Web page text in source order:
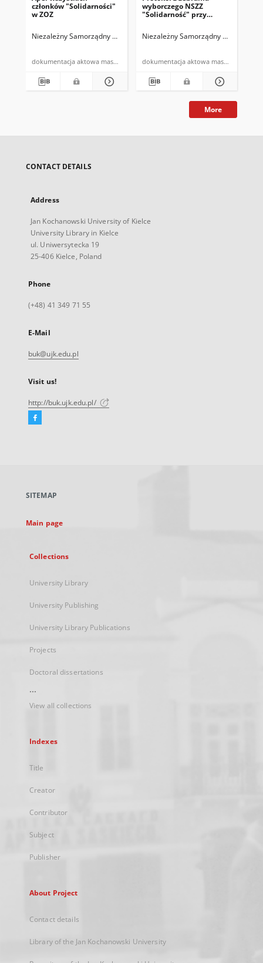
członków "Solidarności"
w ZOZ
Niezależny Samorządny Związek Zawodowy "Solidarność" w Oddziale
dokumentacja aktowa maszynopis
wyborczego NSZZ
"Solidarność" przy
Transportu Wiejskiego w
Kazimierzy Wielkiej
Niezależny Samorządny Związek
dokumentacja aktowa maszynopis
More
CONTACT DETAILS
Address
Jan Kochanowski University of Kielce
University Library in Kielce
ul. Uniwersytecka 19
25-406 Kielce, Poland
Phone
(+48) 41 349 71 55
E-Mail
buk@ujk.edu.pl
Visit us!
http://buk.ujk.edu.pl/
Facebook
new
SITEMAP
Main page
Collections
University Library
University Publishing
University Library Publications
Projects
Doctoral dissertations
...
View all collections
Indexes
Title
Creator
Contributor
Subject
Publisher
About Project
Contact details
Library of the Jan Kochanowski University